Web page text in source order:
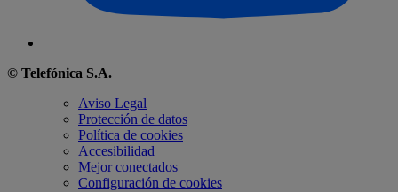
© Telefónica S.A.
Aviso Legal
Protección de datos
Política de cookies
Accesibilidad
Mejor conectados
Configuración de cookies